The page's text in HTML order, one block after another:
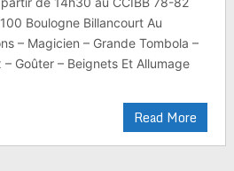
Boulogne Billancourt Au
– Magicien – Grande Tombola –
Goûter – Beignets Et Allumage
Read More